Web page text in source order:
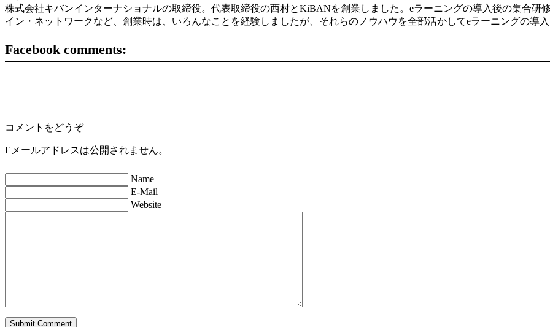
株式会社キバンインターナショナルの取締役。代表取締役の西村とKiBANを創業しました。eラーニングの導入後の集合研
イン・ネットワークなど、創業時は、いろんなことを経験しましたが、それらのノウハウを全部活かしてeラーニングの導入
Facebook comments:
コメントをどうぞ
Eメールアドレスは公開されません。
Name
E-Mail
Website